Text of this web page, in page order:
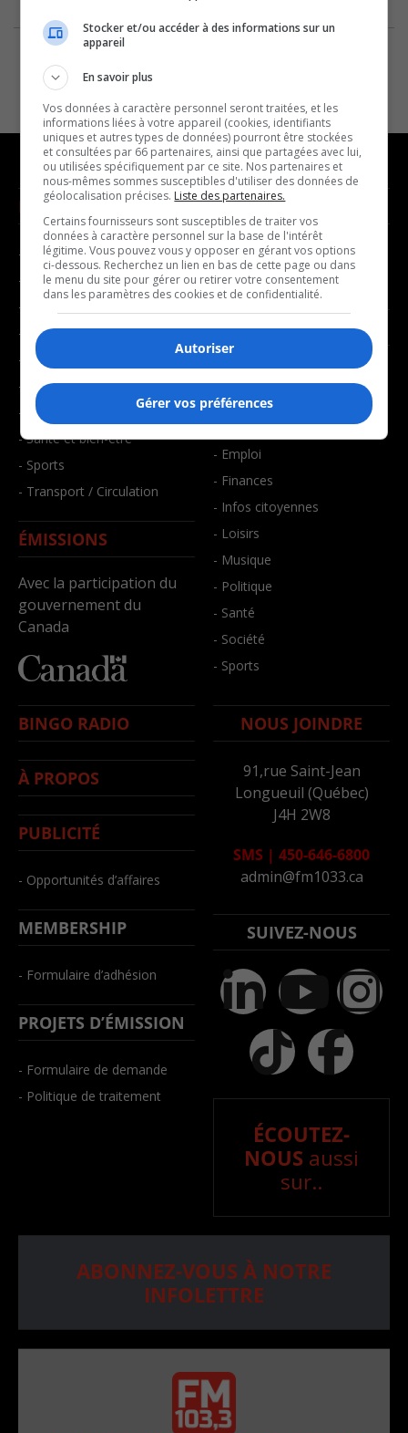
NOUVELLES
- Affaires municipales
- Communauté / Social
- Culture
- Économie
- Éducation
- Environnement
- Faits divers
- Santé et bien-être
- Sports
- Transport / Circulation
ÉMISSIONS
Avec la participation du
gouvernement du
Canada
MUSIQUE
- Décompte franco
- Joué récemment
BALADOS
- Art de vivre
- Bien-être
- Emploi
- Finances
- Infos citoyennes
- Loisirs
- Musique
- Politique
- Santé
- Société
- Sports
BINGO RADIO
À PROPOS
PUBLICITÉ
- Opportunités d’affaires
MEMBERSHIP
- Formulaire d’adhésion
PROJETS D’ÉMISSION
- Formulaire de demande
- Politique de traitement
NOUS JOINDRE
91,rue Saint-Jean
Longueuil (Québec)
J4H 2W8
SMS | 450-646-6800
admin@fm1033.ca
SUIVEZ-NOUS
ÉCOUTEZ-
NOUS aussi
sur..
ABONNEZ-VOUS À NOTRE
INFOLETTRE
Stocker et/ou accéder à des informations sur un
appareil
En savoir plus
Vos données à caractère personnel seront traitées, et les
informations liées à votre appareil (cookies, identifiants
uniques et autres types de données) pourront être stockées
et consultées par 66 partenaires, ainsi que partagées avec lui,
ou utilisées spécifiquement par ce site. Nos partenaires et
nous-mêmes sommes susceptibles d'utiliser des données de
géolocalisation précises. Liste des partenaires.
Certains fournisseurs sont susceptibles de traiter vos
données à caractère personnel sur la base de l'intérêt
légitime. Vous pouvez vous y opposer en gérant vos options
ci-dessous. Recherchez un lien en bas de cette page ou dans
le menu du site pour gérer ou retirer votre consentement
dans les paramètres des cookies et de confidentialité.
Autoriser
Gérer vos préférences